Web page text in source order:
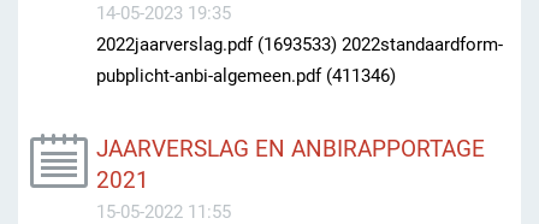
14-05-2023 19:35
2022jaarverslag.pdf (1693533) 2022standaardform-
pubplicht-anbi-algemeen.pdf (411346)
JAARVERSLAG EN ANBIRAPPORTAGE
2021
15-05-2022 11:55